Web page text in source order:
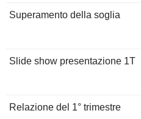
Superamento della soglia
Slide show presentazione 1T
Relazione del 1° trimestre